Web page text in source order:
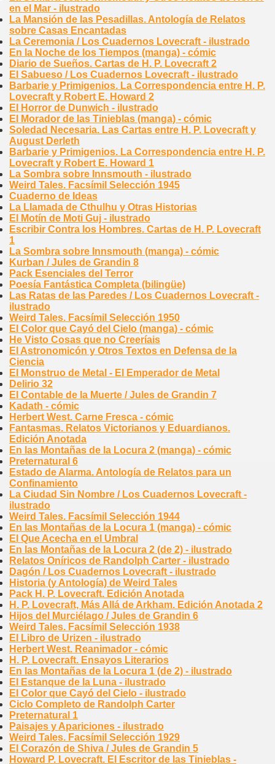
en el Mar - ilustrado
La Mansión de las Pesadillas. Antología de Relatos
sobre Casas Encantadas
La Ceremonia / Los Cuadernos Lovecraft - ilustrado
En la Noche de los Tiempos (manga) - cómic
Diario de Sueños. Cartas de H. P. Lovecraft 2
El Sabueso / Los Cuadernos Lovecraft - ilustrado
Barbarie y Primigenios. La Correspondencia entre H. P.
Lovecraft y Robert E. Howard 2
El Horror de Dunwich - ilustrado
El Morador de las Tinieblas (manga) - cómic
Soledad Necesaria. Las Cartas entre H. P. Lovecraft y
August Derleth
Barbarie y Primigenios. La Correspondencia entre H. P.
Lovecraft y Robert E. Howard 1
La Sombra sobre Innsmouth - ilustrado
Weird Tales. Facsímil Selección 1945
Cuaderno de Ideas
La Llamada de Cthulhu y Otras Historias
El Motín de Moti Guj - ilustrado
Escribir Contra los Hombres. Cartas de H. P. Lovecraft
1
La Sombra sobre Innsmouth (manga) - cómic
Kurban / Jules de Grandin 8
Pack Esenciales del Terror
Poesía Fantástica Completa (bilingüe)
Las Ratas de las Paredes / Los Cuadernos Lovecraft -
ilustrado
Weird Tales. Facsímil Selección 1950
El Color que Cayó del Cielo (manga) - cómic
He Visto Cosas que no Creeríais
El Astronomicón y Otros Textos en Defensa de la
Ciencia
El Monstruo de Metal - El Emperador de Metal
Delirio 32
El Contable de la Muerte / Jules de Grandin 7
Kadath - cómic
Herbert West. Carne Fresca - cómic
Fantasmas. Relatos Victorianos y Eduardianos.
Edición Anotada
En las Montañas de la Locura 2 (manga) - cómic
Preternatural 6
Estado de Alarma. Antología de Relatos para un
Confinamiento
La Ciudad Sin Nombre / Los Cuadernos Lovecraft -
ilustrado
Weird Tales. Facsímil Selección 1944
En las Montañas de la Locura 1 (manga) - cómic
El Que Acecha en el Umbral
En las Montañas de la Locura 2 (de 2) - ilustrado
Relatos Oníricos de Randolph Carter - ilustrado
Dagón / Los Cuadernos Lovecraft - ilustrado
Historia (y Antología) de Weird Tales
Pack H. P. Lovecraft. Edición Anotada
H. P. Lovecraft, Más Allá de Arkham. Edición Anotada 2
Hijos del Murciélago / Jules de Grandin 6
Weird Tales. Facsímil Selección 1938
El Libro de Urizen - ilustrado
Herbert West. Reanimador - cómic
H. P. Lovecraft. Ensayos Literarios
En las Montañas de la Locura 1 (de 2) - ilustrado
El Estanque de la Luna - ilustrado
El Color que Cayó del Cielo - ilustrado
Ciclo Completo de Randolph Carter
Preternatural 1
Paisajes y Apariciones - ilustrado
Weird Tales. Facsímil Selección 1929
El Corazón de Shiva / Jules de Grandin 5
Howard P. Lovecraft. El Escritor de las Tinieblas -